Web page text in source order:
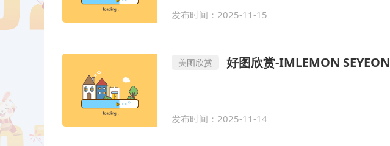
发布时间：2025-11-15
美图欣赏 好图欣赏-IMLEMON SEYEON
发布时间：2025-11-14